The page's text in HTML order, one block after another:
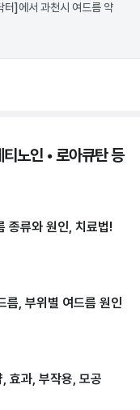
터] 에서 과천시 여드름 약
노인 • 로아큐탄 등
종류와 원인, 치료법!
름, 부위별 여드름 원인
효과, 부작용, 모공